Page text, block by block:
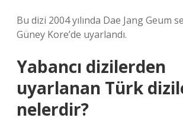
Bu dizi 2004 yılında Dae Jang Geum
Güney Kore’de uyarlandı.
Yabancı dizilerden
uyarlanan Türk
nelerdir?